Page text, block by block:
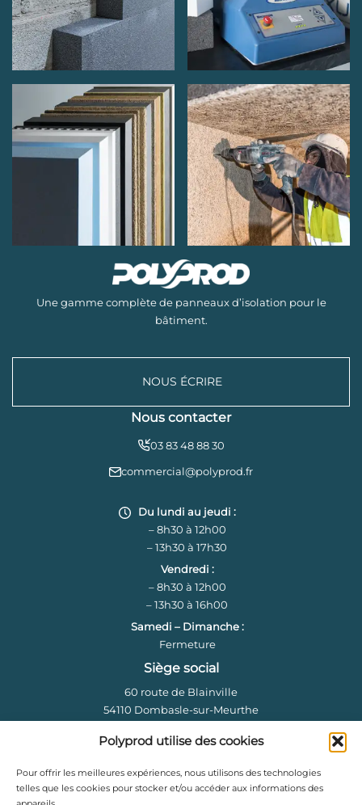
Polyprod utilise des cookies
Pour offrir les meilleures expériences, nous utilisons des technologies
telles que les cookies pour stocker et/ou accéder aux informations des
Une gamme complète de panneaux d’isolation pour le
bâtiment.
NOUS ÉCRIRE
Siège social
60 route de Blainville
54110 Dombasle-sur-Meurthe
Gestion des cookies
Nous contacter
03 83 48 88 30
commercial@polyprod.fr
Du lundi au jeudi :
– 8h30 à 12h00
– 13h30 à 17h30
Vendredi :
– 8h30 à 12h00
– 13h30 à 16h00
Samedi – Dimanche :
Fermeture